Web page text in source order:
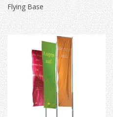
Flying Base